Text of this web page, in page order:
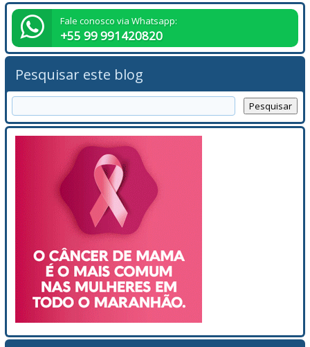
Fale conosco via Whatsapp:
+55 99 991420820
Pesquisar este blog